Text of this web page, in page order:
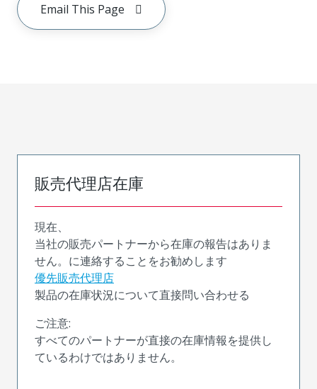
Email This Page
販売代理店在庫
現在、
当社の販売パートナーから在庫の報告はありま
せん。に連絡することをお勧めします
優先販売代理店
製品の在庫状況について直接問い合わせる
ご注意:
すべてのパートナーが直接の在庫情報を提供し
ているわけではありません。